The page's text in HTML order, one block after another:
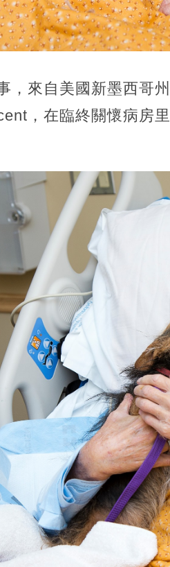
，來自美國新墨西哥
，在臨終關懷病房